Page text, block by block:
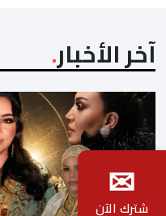
آخر الأخبار
✉
شترك الآن